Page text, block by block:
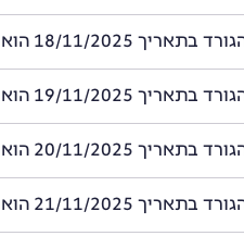
18/11/2025 הוא 0.0248
19/11/2025 הוא 0.0251
20/11/2025 הוא 0.025
21/11/2025 הוא 0.0248